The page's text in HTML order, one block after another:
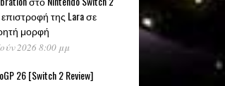
της Lara σε
μορφή
2026 8:00 μμ
26 [Switch 2 Review]